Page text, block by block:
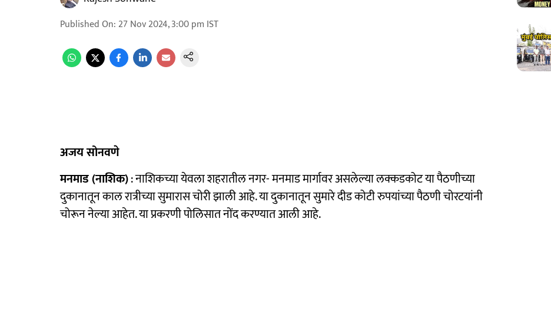
Published On: 27 Nov 2024, 3:00 pm IST
अजय सोनवणे
मनमाड (नाशिक): नाशिकच्या येवला शहरातील नगर- मनमाड मार्गावर असलेल्या लक्कडकोट या पैठणीच्या
दुकानातून काल रात्रीच्या सुमारास चोरी झाली आहे. या दुकानातून सुमारे दीड कोटी रुपयांच्या पैठणी चोरटयांनी
चोरून नेल्या आहेत. या प्रकरणी पोलिसात नोंद करण्यात आली आहे.